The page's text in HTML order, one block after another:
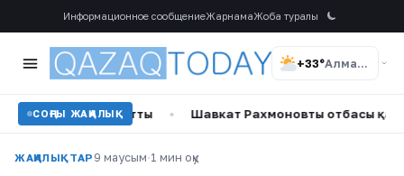
Информационное сообщениеЖарнамаЖоба туралы
+33° Алматы
СОҢҒЫ ЖАҢАЛЫҚ
айтты • Шавкат Рахмоновтың отбасы қара жамылды
ЖАҢАЛЫҚТАР 9 маусым·1 мин оқу